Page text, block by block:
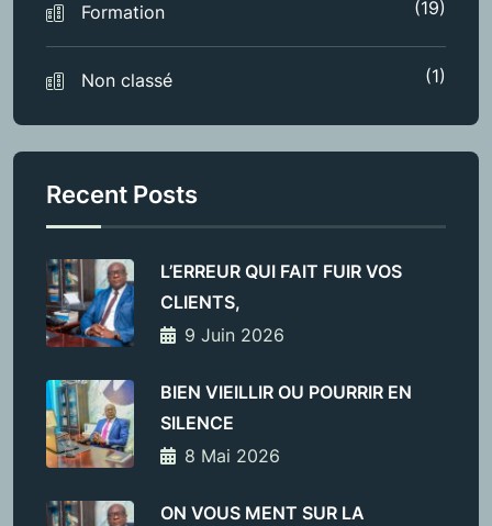
Formation (19)
Non classé (1)
Recent Posts
L’ERREUR QUI FAIT FUIR VOS
CLIENTS,
9 Juin 2026
BIEN VIEILLIR OU POURRIR EN
SILENCE
8 Mai 2026
ON VOUS MENT SUR LA